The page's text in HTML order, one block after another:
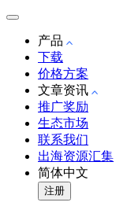
产品
下载
价格方案
文章资讯
推广奖励
生态市场
联系我们
出海资源汇集
简体中文
注册